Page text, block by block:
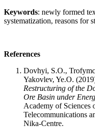
Keywords: newly formed
systematization, reasons for
References
Dovhyi, S.O.,
Yakovlev, Ye.O.
Restructuring of the
Ore Basin under
Academy of Sciences
Telecommunications
Nika-Centre.